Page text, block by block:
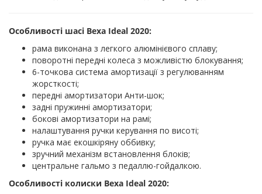
Особливості шасі Bexa Ideal 2020:
рама виконана з легкого алюмінієвого сплаву;
поворотні передні колеса з можливістю блокування;
6-точкова система амортизації з регулюванням
жорсткості;
передні амортизатори Анти-шок;
задні пружинні амортизатори;
бокові амортизатори на рамі;
налаштування ручки керування по висоті;
ручка має екошкіряну оббивку;
зручний механізм встановлення блоків;
центральне гальмо з педаллю-гойдалкою.
Особливості колиски Bexa Ideal 2020: